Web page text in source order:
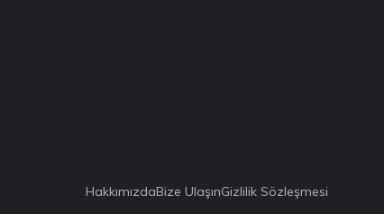
HakkımızdaBize UlaşınGizlilik Sözleşmesi